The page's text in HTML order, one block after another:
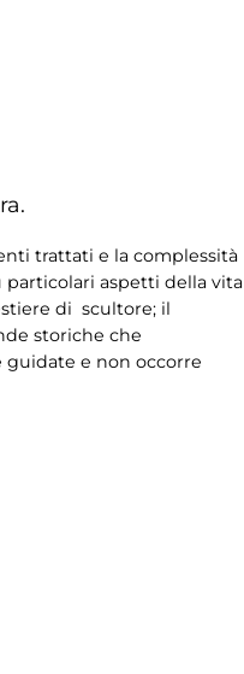
trattati e la complessità
aspetti della vita
di scultore; il
storiche che
guidate e non occorre